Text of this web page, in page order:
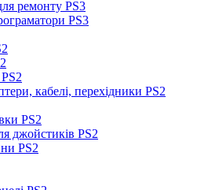
ремонту PS3
PS3
кабелі, перехідники PS2
PS2
джойстиків PS2
PS2